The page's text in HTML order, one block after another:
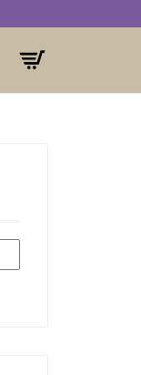
Rechercher